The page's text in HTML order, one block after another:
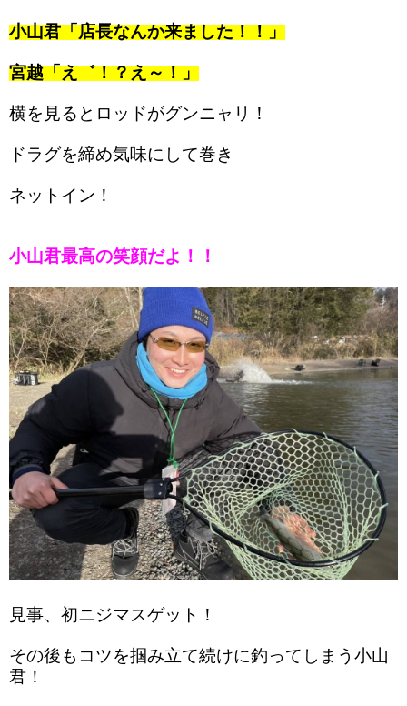
小山君「店長なんか来ました！！」
宮越「え゛！？え～！」
横を見るとロッドがグンニャリ！
ドラグを締め気味にして巻き
ネットイン！
小山君最高の笑顔だよ！！
見事、初ニジマスゲット！
その後もコツを掴み立て続けに釣ってしまう小山
君！